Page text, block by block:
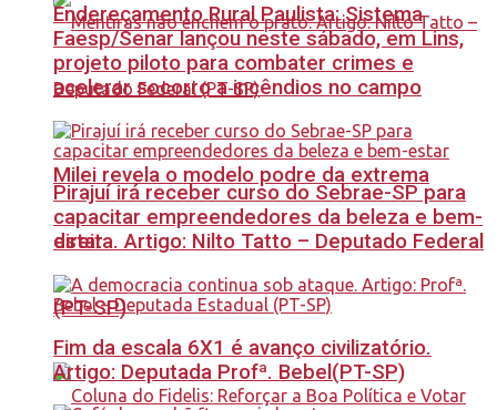
Milei revela o modelo podre da extrema
direita. Artigo: Nilto Tatto – Deputado Federal
(PT-SP)
Endereçamento Rural Paulista: Sistema
Faesp/Senar lançou neste sábado, em Lins,
projeto piloto para combater crimes e
acelerar socorro a incêndios no campo
Pirajuí irá receber curso do Sebrae-SP para
capacitar empreendedores da beleza e bem-
estar
Fim da escala 6X1 é avanço civilizatório.
Artigo: Deputada Profª. Bebel(PT-SP)